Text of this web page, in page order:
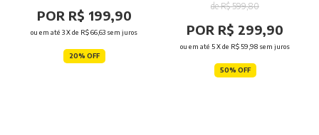
POR R$ 199,90
ou em até 3X de R$ 66,63 sem juros
20% OFF
de R$ 599,80
POR R$ 299,90
ou em até 5X de R$ 59,98 sem juros
50% OFF